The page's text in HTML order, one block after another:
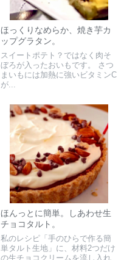
ほっくりなめらか、焼き芋カ
ップグラタン。
スイートポテト？ではなく肉そ
ぼろが入ったおいもです。 さつ
まいもには加熱に強いビタミンC
が...
ほんっとに簡単。しあわせ生
チョコタルト。
私のレシピ「手のひらで作る簡
単タルト生地」に、材料2つだけ
の生チョコクリームを流し入れ